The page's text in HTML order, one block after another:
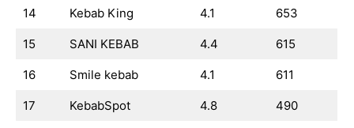
14 Kebab King 4.1 653
15 SANI KEBAB 4.4 615
16 Smile kebab 4.1 611
17 KebabSpot 4.8 490